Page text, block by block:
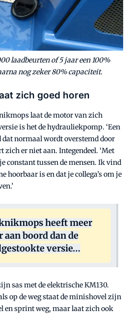
laadbeurten of 5 jaar een 100%
nog zeker 80% capaciteit.
zich goed horen
laat de motor van zich
is het de hydrauliekpomp. ‘Een
dat normaal wordt overstemd door
zich er niet aan. Integendeel. ‘Met
constant tussen de mensen. Ik vind
hoorbaar is en dat je collega’s om je
heeft meer
aan boord dan de
versie…
sas met de elektrische KM130.
op de weg staat de minishovel zijn
en sprint weg, maar laat zich ook